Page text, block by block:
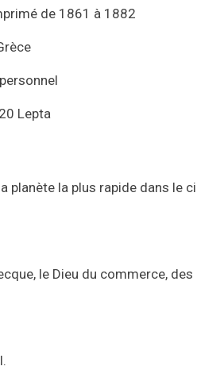
de 1861 à 1882
Lepta
planète la plus rapide dans le
le Dieu du commerce,